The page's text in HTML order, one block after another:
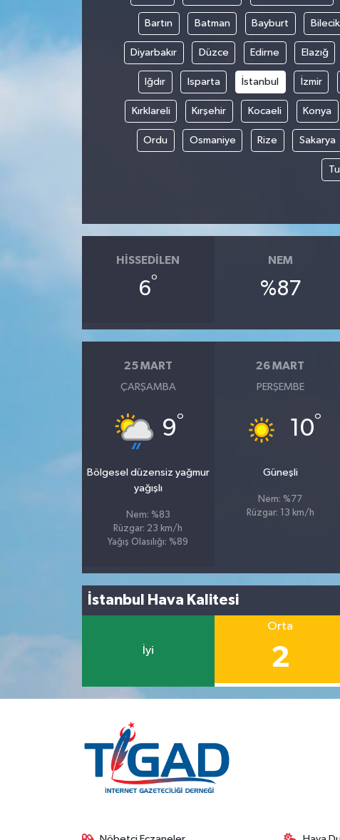
Bartın Batman Bayburt Bilecik
Diyarbakır Düzce Edirne Elazığ
Iğdır Isparta İstanbul İzmir
Kırklareli Kırşehir Kocaeli Konya
Ordu Osmaniye Rize Sakarya
HISSEDILEN
6°
NEM
%87
25 MART
ÇARŞAMBA
9°
Bölgesel düzensiz yağmur
yağışlı
Nem: %83
Rüzgar: 23 km/h
Yağış Olasılığı: %89
26 MART
PERŞEMBE
10°
Güneşli
Nem: %77
Rüzgar: 13 km/h
İstanbul Hava Kalitesi
İyi
Orta
2